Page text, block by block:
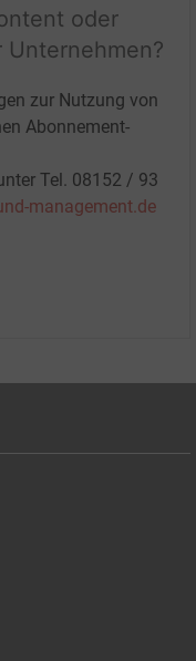
oder
zur Nutzung von
Abonnement-
Tel. 08152 / 93
management.de